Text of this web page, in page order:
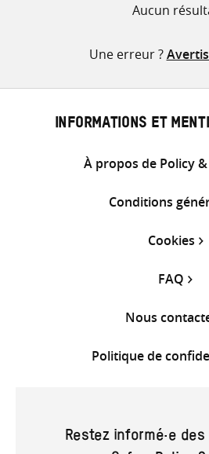
Aucun
Une erreur ?
INFORMATIONS ET
À propos de Policy
Conditions
Cookies
FAQ
Nous
Politique de
Restez informé·e